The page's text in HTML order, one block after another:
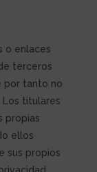
o enlaces
terceros
por tanto no
. Los titulares
propias
ellos
sus propios